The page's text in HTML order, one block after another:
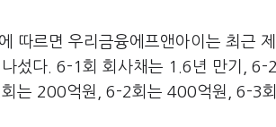
따르면 우리금융에프앤아이는 최근
섰다. 6-1회 회사채는 1.6년 만기,
는 200억원, 6-2회는 400억원, 6-3